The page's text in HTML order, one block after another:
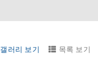
갤러리 보기 목록 보기